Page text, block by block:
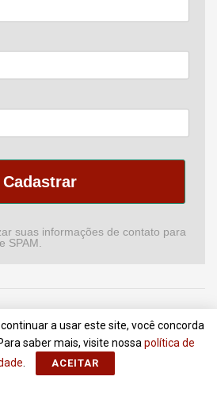
Cadastrar
suas informações de contato para
SPAM.
Comitê de CI
Newsletter
de Uso
- Todos Direitos Reservados |
a usar este site, você concorda
saber mais, visite nossa política de
ACEITAR